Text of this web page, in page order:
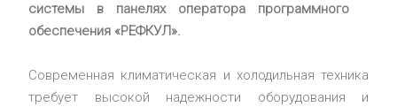
системы в панелях оператора программного
обеспечения «РЕФКУЛ».
Современная климатическая и холодильная техника
требует высокой надежности оборудования и